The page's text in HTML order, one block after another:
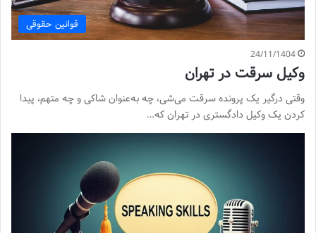
قوانین حقوقی
24/11/1404
وکیل سرقت در تهران
وقتی درگیر یک پرونده سرقت می‌شی، چه به‌عنوان شاکی و چه متهم، پیدا
کردن یک وکیل دادگستری در تهران که…